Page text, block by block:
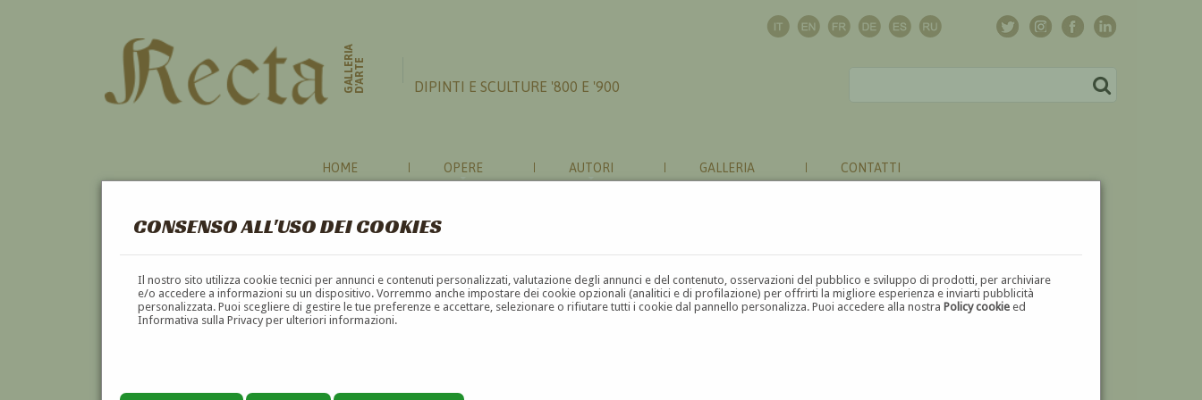
CONSENSO ALL'USO DEI COOKIES
Il nostro sito utilizza cookie tecnici per annunci e contenuti personalizzati, valutazione degli annunci e del contenuto, osservazioni del pubblico e sviluppo di prodotti, per archiviare
e/o accedere a informazioni su un dispositivo. Vorremmo anche impostare dei cookie opzionali (analitici e di profilazione) per offrirti la migliore esperienza e inviarti pubblicità
personalizzata. Puoi scegliere di gestire le tue preferenze e accettare, selezionare o rifiutare tutti i cookie dal pannello personalizza. Puoi accedere alla nostraPolicy cookie ed
Informativa sulla Privacy per ulteriori informazioni.
GALLERIAD'ARTE DIPINTI E SCULTURE '800 E '900
HOME OPERE AUTORI GALLERIA CONTATTI
SARDEGNA
A B C D E F G H I J K L M N O P Q R S T U V W X Y Z ⬅